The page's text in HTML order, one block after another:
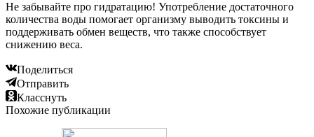
Не забывайте про гидратацию! Употребление достаточного
количества воды помогает организму выводить токсины и
поддерживать обмен веществ, что также способствует
снижению веса.
Поделиться
Отправить
Класснуть
Похожие публикации